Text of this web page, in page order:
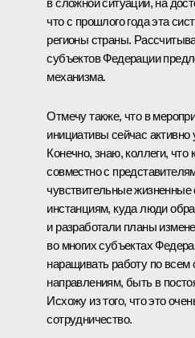
что с прошлого года эта
регионы страны.
субъектов Федерации
механизма.
Отмечу также, что в
инициативы сейчас активно
Конечно, знаю, коллеги, что
совместно с
чувствительные
инстанциям, куда люди
и разработали планы
во многих субъектах
наращивать работу по
направлениям, быть в
Исхожу из того, что это
сотрудничество.